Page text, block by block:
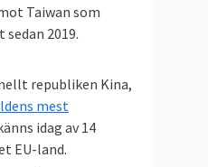
Taiwan som
2019.
republiken Kina,
mest
idag av 14
EU-land.